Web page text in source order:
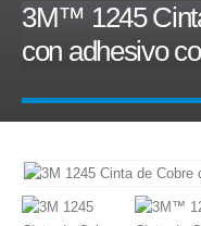
3M™ 1245
con adhesivo